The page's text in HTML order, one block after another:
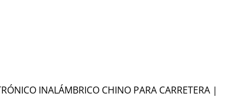
INALÁMBRICO CHINO PARA CARRETERA |